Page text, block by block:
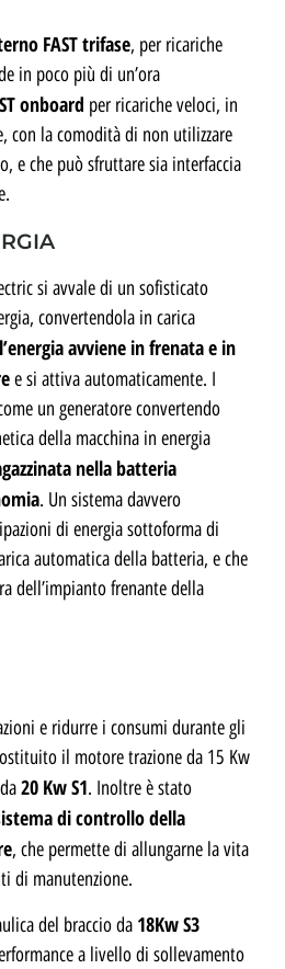
FAST trifase, per ricariche
in poco più di un’ora
onboard per ricariche veloci, in
con la comodità di non utilizzare
e che può sfruttare sia interfaccia
si avvale di un sofisticato
convertendola in carica
avviene in frenata e in
e si attiva automaticamente. I
un generatore convertendo
della macchina in energia
nella batteria
. Un sistema davvero
di energia sottoforma di
automatica della batteria, e che
dell’impianto frenante della
e ridurre i consumi durante gli
il motore trazione da 15 Kw
20 Kw S1. Inoltre è stato
di controllo della
, che permette di allungarne la vita
di manutenzione.
del braccio da 18Kw S3
a livello di sollevamento